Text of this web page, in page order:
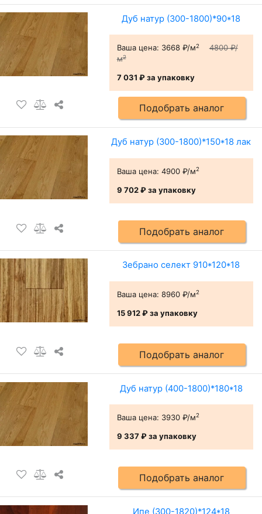
Дуб натур (300-1800)*90*18
Ваша цена: 3668 ₽/м2
4800 ₽/
м2
7 031 ₽за упаковку
Подобрать аналог
Дуб натур (300-1800)*150*18 лак
Ваша цена: 4900 ₽/м2
9 702 ₽за упаковку
Подобрать аналог
Зебрано селект 910*120*18
Ваша цена: 8960 ₽/м2
15 912 ₽за упаковку
Подобрать аналог
Дуб натур (400-1800)*180*18
Ваша цена: 3930 ₽/м2
9 337 ₽за упаковку
Подобрать аналог
Ипе (300-1820)*124*18